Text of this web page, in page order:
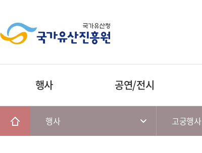
행사 공연/전시
행사 고궁행사